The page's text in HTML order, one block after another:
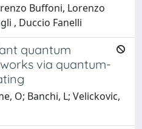
Buffoni, Lorenzo
, Duccio Fanelli
quantum
via quantum-
O; Banchi, L; Velickovic,